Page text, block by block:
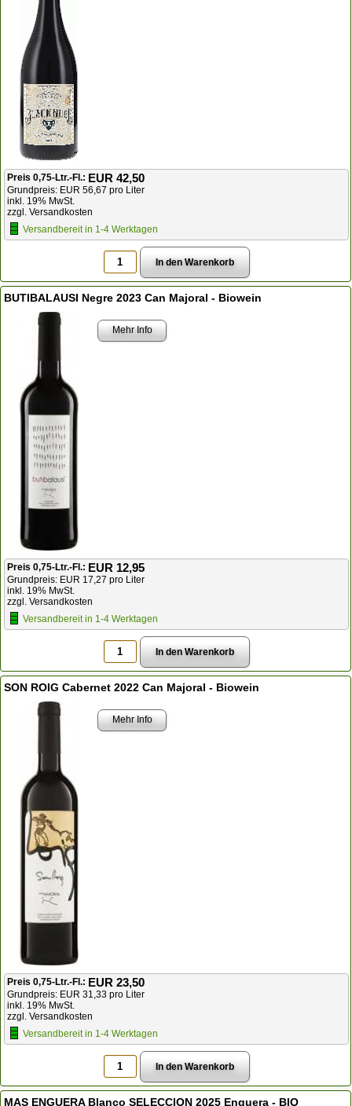
Preis 0,75-Ltr.-Fl.: EUR 42,50
Grundpreis: EUR 56,67 pro Liter
inkl. 19% MwSt.
zzgl. Versandkosten
Versandbereit in 1-4 Werktagen
BUTIBALAUSI Negre 2023 Can Majoral - Biowein
Mehr Info
Preis 0,75-Ltr.-Fl.: EUR 12,95
Grundpreis: EUR 17,27 pro Liter
inkl. 19% MwSt.
zzgl. Versandkosten
Versandbereit in 1-4 Werktagen
SON ROIG Cabernet 2022 Can Majoral - Biowein
Mehr Info
Preis 0,75-Ltr.-Fl.: EUR 23,50
Grundpreis: EUR 31,33 pro Liter
inkl. 19% MwSt.
zzgl. Versandkosten
Versandbereit in 1-4 Werktagen
MAS ENGUERA Blanco SELECCION 2025 Enguera - BIO